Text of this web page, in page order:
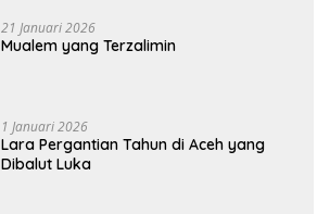
21 Januari 2026
Mualem yang Terzalimin
1 Januari 2026
Lara Pergantian Tahun di Aceh yang
Dibalut Luka